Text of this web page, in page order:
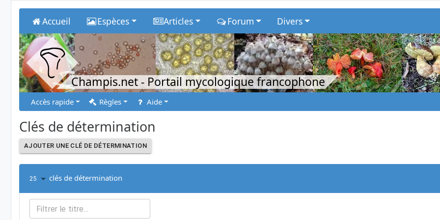
Accueil Espèces Articles Forum Divers
Champis.net- Portail mycologique francophone
Accès rapide Règles Aide
Clés de détermination
AJOUTER UNE CLÉ DE DÉTERMINATION
25 clés de détermination